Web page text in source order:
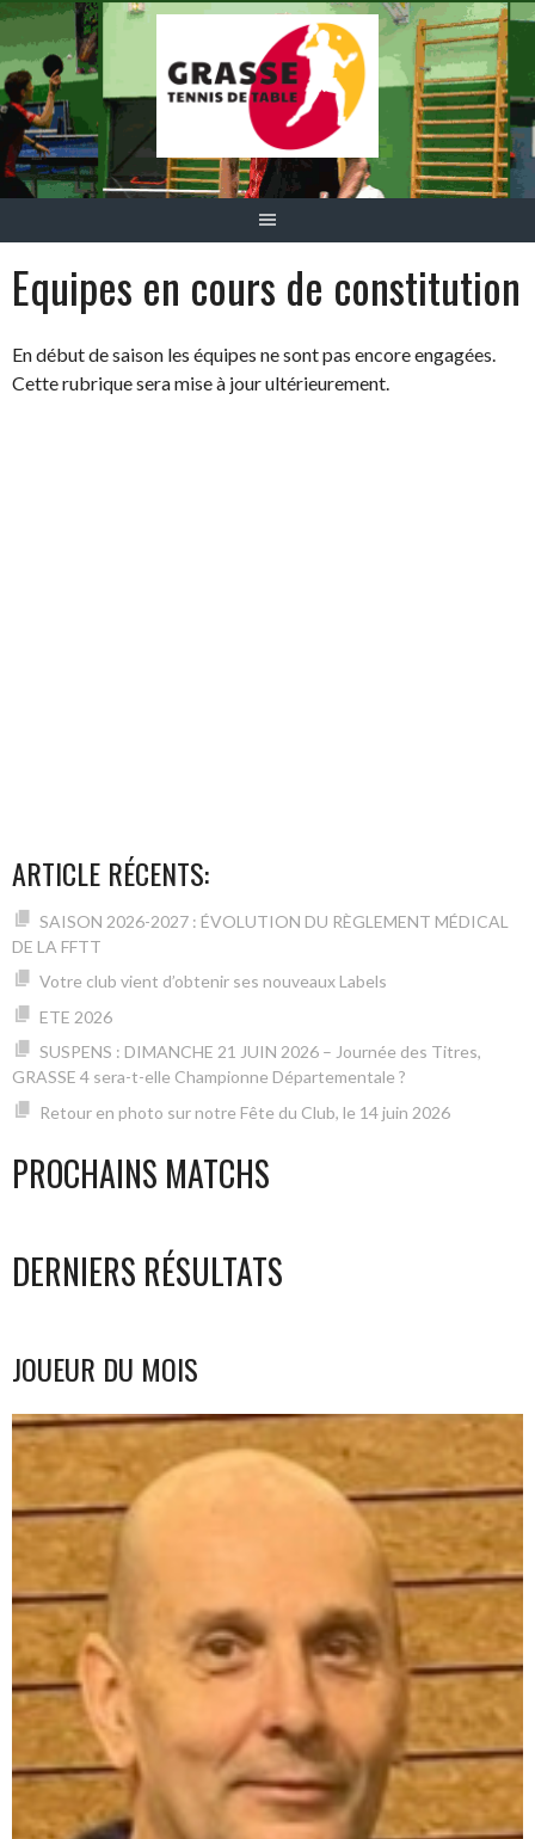
Aller
au
contenu
Equipes en cours de constitution
En début de saison les équipes ne sont pas encore engagées.
Cette rubrique sera mise à jour ultérieurement.
ARTICLE RÉCENTS:
SAISON 2026-2027 : ÉVOLUTION DU RÈGLEMENT MÉDICAL
DE LA FFTT
Votre club vient d’obtenir ses nouveaux Labels
ETE 2026
SUSPENS : DIMANCHE 21 JUIN 2026 – Journée des Titres,
GRASSE 4 sera-t-elle Championne Départementale ?
Retour en photo sur notre Fête du Club, le 14 juin 2026
PROCHAINS MATCHS
DERNIERS RÉSULTATS
JOUEUR DU MOIS